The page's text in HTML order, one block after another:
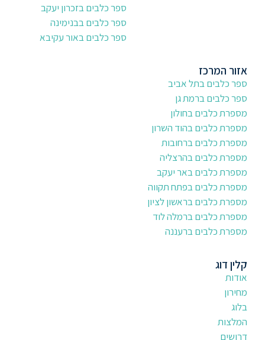
ספר כלבים בזכרון יעקב
ספר כלבים בבנימינה
ספר כלבים באור עקיבא
אזור המרכז
ספר כלבים בתל אביב
ספר כלבים ברמת גן
מספרת כלבים בחולון
מספרת כלבים בהוד השרון
מספרת כלבים ברחובות
מספרת כלבים בהרצליה
מספרת כלבים באר יעקב
מספרת כלבים בפתח תקווה
מספרת כלבים בראשון לציון
מספרת כלבים ברמלה לוד
מספרת כלבים ברעננה
קלין דוג
אודות
מחירון
בלוג
המלצות
דרושים